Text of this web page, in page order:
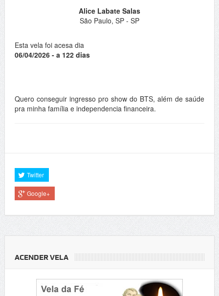
Alice Labate Salas
São Paulo, SP - SP
Esta vela foi acesa dia
06/04/2026 - a 122 dias
Quero conseguir ingresso pro show do BTS, além de saúde
pra minha família e independencia financeira.
Twitter
Google+
ACENDER VELA